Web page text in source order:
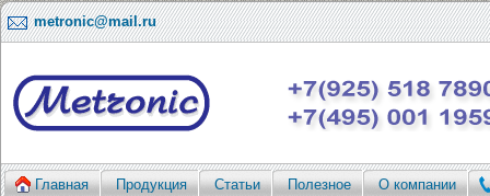
metronic@mail.ru
Главная Продукция Статьи Полезное О компании